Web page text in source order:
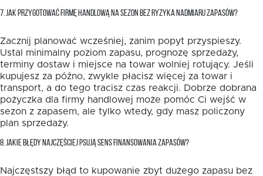
7. JAK PRZYGOTOWAĆ FIRMĘ HANDLOWĄ NA SEZON BEZ RYZYKA NADMIARU ZAPASÓW?
Zacznij planować wcześniej, zanim popyt przyspieszy.
Ustal minimalny poziom zapasu, prognozę sprzedaży,
terminy dostaw i miejsce na towar wolniej rotujący. Jeśli
kupujesz za późno, zwykle płacisz więcej za towar i
transport, a do tego tracisz czas reakcji. Dobrze dobrana
pożyczka dla firmy handlowej może pomóc Ci wejść w
sezon z zapasem, ale tylko wtedy, gdy masz policzony
plan sprzedaży.
8. JAKIE BŁĘDY NAJCZĘŚCIEJ PSUJĄ SENS FINANSOWANIA ZAPASÓW?
Najczęstszy błąd to kupowanie zbyt dużego zapasu bez